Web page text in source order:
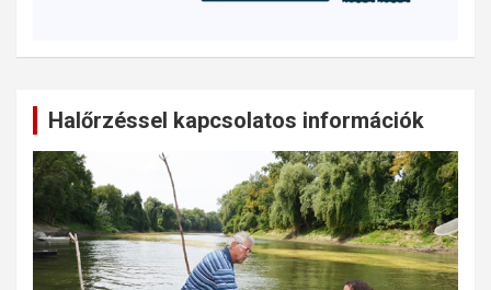
Halőrzéssel kapcsolatos információk